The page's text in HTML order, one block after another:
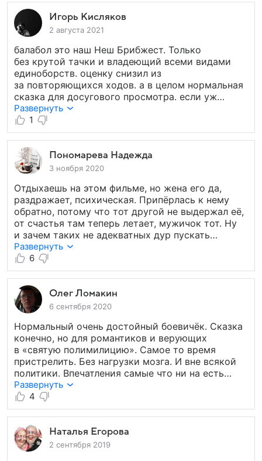
Игорь Кисляков
2 августа 2021
балабол это наш Неш Брибжест. Только
без крутой тачки и владеющий всеми видами
единоборств. оценку снизил из
за повторяющихся ходов. а в целом нормальная
сказка для досугового просмотра. если уж
тупить возле телеэкрана то под этот сериал
время пролетает незаметно. очень хочется
увидеть продолжение. финал четвертого сезона
обещает продолжение. Брательник мариарти
скрылся. значит бедет продолжать мстить.
на самом деле не чем не хуже знатоков. зретеля
расследовании. все понятно все предсказуемо.
хочу жобавить. либо не смотрим либо не каемся.
нас за руки у экранов никто не держит.
Развернуть
1
Пономарева Надежда
3 ноября 2020
Отдыхаешь на этом фильме, но жена его да,
раздражает, психическая. Припёрлась к нему
обратно, потому что тот другой не выдержал её,
от счастья там теперь летает, мужичок тот. Ну
и зачем таких не адекватных дур пускать
в фильм, испортили всё режиссёры... не умеете.
Константин, сам наверно в шоке от таких сцен,
вот даже заметно...
Развернуть
6
Олег Ломакин
6 сентября 2020
Нормальный очень достойный боевичёк. Сказка
конечно, но для романтиков и верующих
в «святую полимилицию». Самое то время
пристрелить. Без нагрузки мозга. И вне всякой
политики. Впечатления самые что ни на есть
положительные. Это со слов обывателя коих
миллионы уверен. Константин Юшкевич вне
всяких похвал. Врёт по сценарию как дышит
и при этом остаётся человеком с большой
буквы. Красавчик одним словом. где-
то переигрывает где-то тупит. но это так
задумано авторами. Нужно однозначно снимать
Развернуть
4
Наталья Егорова
2 сентября 2019